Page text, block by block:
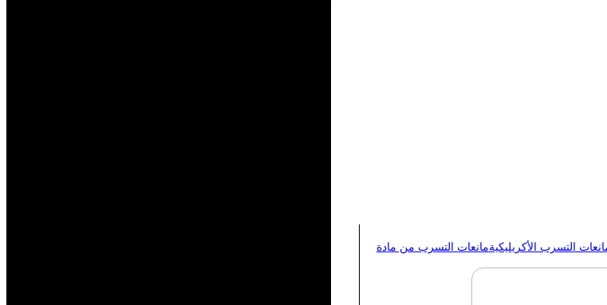
التسرب الأكريليكيةمانعات التسرب من مادة